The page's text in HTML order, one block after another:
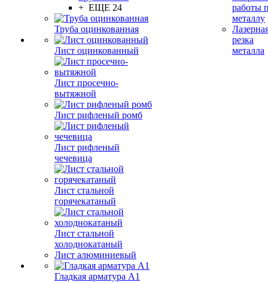
+ ЕЩЕ 24
Труба оцинкованная
Лист оцинкованный
Лист просечно-
вытяжной
Лист рифленый ромб
Лист рифленый
чечевица
Лист стальной
горячекатаный
Лист стальной
холоднокатаный
Лист алюминиевый
Гладкая арматура А1
работы
металлу
резка
металла